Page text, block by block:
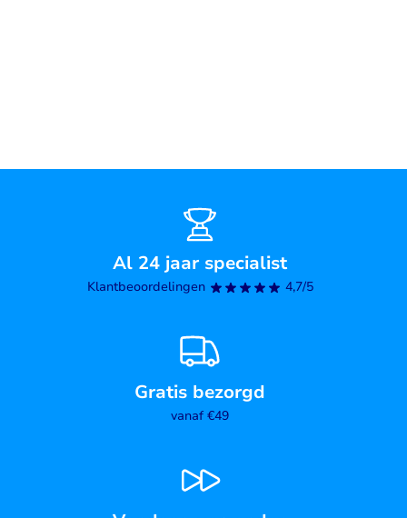
Al 24 jaar specialist
Klantbeoordelingen 4,7/5
Gratis bezorgd
vanaf €49